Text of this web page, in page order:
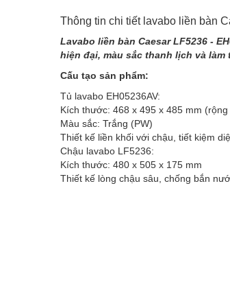
Thông tin chi tiết lavabo liền bàn
Lavabo liền bàn Caesar LF5236 -
hiện đại, màu sắc thanh lịch và
Cấu tạo sản phẩm:
Tủ lavabo EH05236AV:
Kích thước: 468 x 495 x 485 mm (rộng
Màu sắc: Trắng (PW)
Thiết kế liền khối với chậu, tiết kiệm
Chậu lavabo LF5236:
Kích thước: 480 x 505 x 175 mm
Thiết kế lòng chậu sâu, chống bắn